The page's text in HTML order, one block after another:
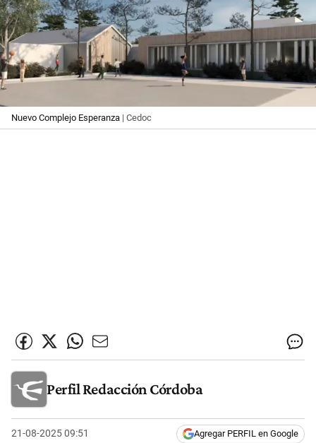
Nuevo Complejo Esperanza | Cedoc
Perfil Redacción Córdoba
21-08-2025 09:51 Agregar PERFIL en Google